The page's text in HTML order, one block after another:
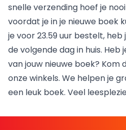
snelle verzending hoef je
voordat je in je nieuwe boek
je voor 23.59 uur bestelt,
de volgende dag in huis.
van jouw nieuwe boek? Kom
onzewinkels. We helpen je
een leuk boek. Veel